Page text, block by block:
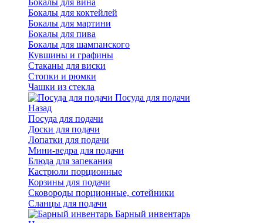
Бокалы для коктейлей
Бокалы для мартини
Бокалы для пива
Бокалы для шампанского
Кувшины и графины
Стаканы для виски
Стопки и рюмки
Чашки из стекла
Посуда для подачи
Назад
Посуда для подачи
Доски для подачи
Лопатки для подачи
Мини-ведра для подачи
Блюда для запекания
Кастрюли порционные
Корзины для подачи
Сковороды порционные, сотейники
Сланцы для подачи
Барный инвентарь